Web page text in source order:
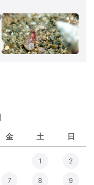
金 土 日
1 2
7 8 9